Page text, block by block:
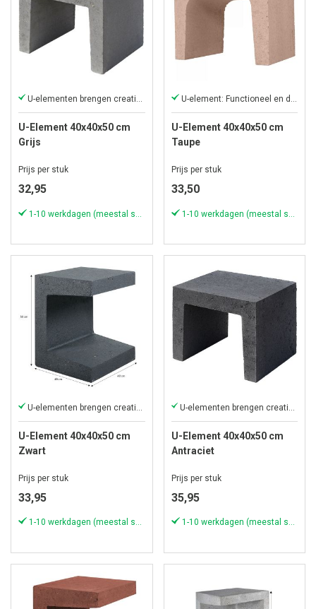
U-elementen brengen creativiteit in uw tuin
U-Element 40x40x50 cm
Grijs
Prijs per stuk
32,95
U-element: Functioneel en decoratief
U-Element 40x40x50 cm
Taupe
Prijs per stuk
33,50
U-Element 40x40x50 cm
Zwart
Prijs per stuk
33,95
1-10 werkdagen (meestal sneller)
U-Element 40x40x50 cm
Antraciet
Prijs per stuk
35,95
1-10 werkdagen (meestal sneller)